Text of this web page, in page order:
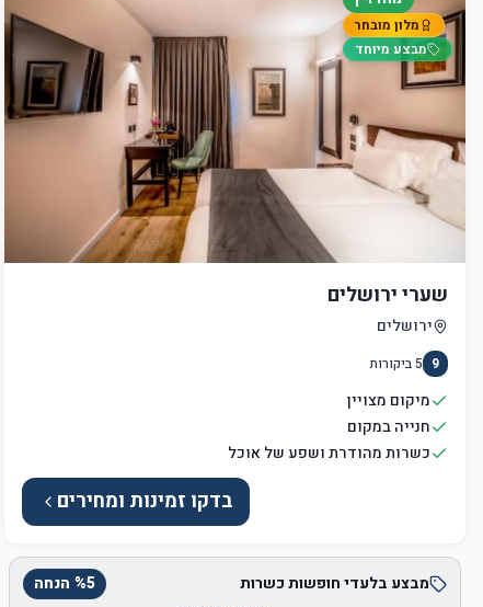
מלון מובחר
מבצע מיוחד
שערי ירושלים
ירושלים
9
5ביקורות
מיקום מצויין
חנייה במקום
כשרות מהודרת ושפע של אוכל
בדקו זמינות ומחירים
מבצע בלעדי חופשות כשרות %5 הנחה